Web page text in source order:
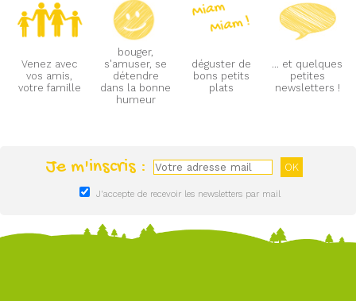
Venez avec
vos amis,
votre famille
bouger,
s'amuser, se
détendre
dans la bonne
humeur
déguster de
bons petits
plats
... et quelques
petites
newsletters !
Je m'inscris :
J'accepte de recevoir les newsletters par mail